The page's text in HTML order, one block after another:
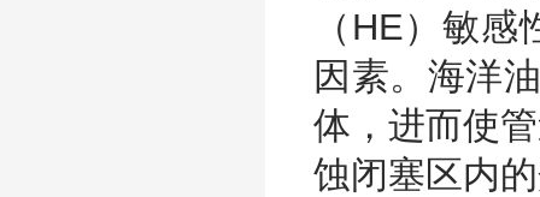
（HE）敏
因素。海洋
体，进而使
蚀闭塞区内